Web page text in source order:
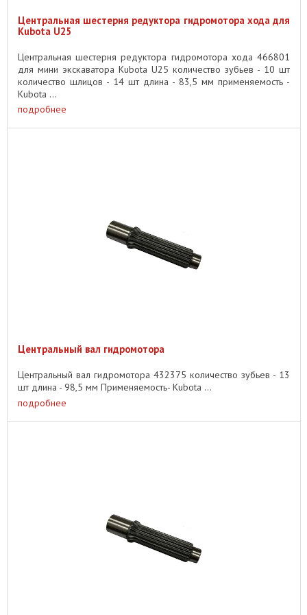
Центральная шестерня редуктора гидромотора хода для
Kubota U25
Центральная шестерня редуктора гидромотора хода 466801
для мини экскаватора Kubota U25 количество зубьев - 10 шт
количество шлицов - 14 шт длина - 83,5 мм применяемость -
Kubota ...
подробнее
Центральный вал гидромотора
Центральный вал гидромотора 432375 количество зубьев - 13
шт длина - 98,5 мм Применяемость- Kubota ...
подробнее